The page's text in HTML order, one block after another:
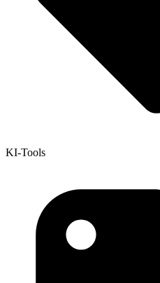
KI-Tools